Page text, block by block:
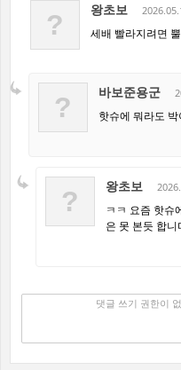
? 왕초보
세배 빨라지려면
? 바보준용군
핫슈에 뭐라도
? 왕초보
ㅋㅋ 요즘 핫슈
은 못 본듯 합니
댓글 쓰기 권한이